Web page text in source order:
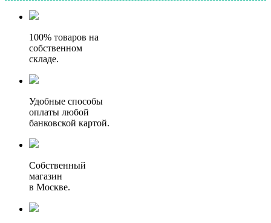
100% товаров на
собственном
складе.
Удобные способы
оплаты любой
банковской картой.
Собственный
магазин
в Москве.